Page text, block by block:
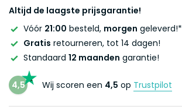
Altijd de laagste prijsgarantie!
Vóór 21:00 besteld, morgen geleverd!*
Gratis retourneren, tot 14 dagen!
Standaard 12 maanden garantie!
4,5 Wij scoren een 4,5 op Trustpilot